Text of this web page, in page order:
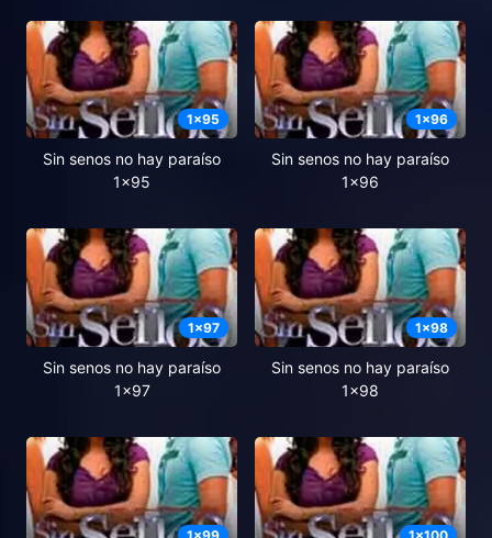
1x95
Sin senos no hay paraíso
1x95
1x96
Sin senos no hay paraíso
1x96
1x97
Sin senos no hay paraíso
1x97
1x98
Sin senos no hay paraíso
1x98